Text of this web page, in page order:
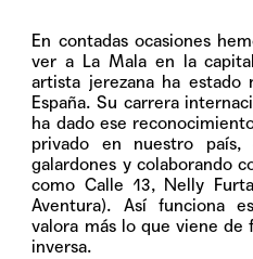
En contadas ocasiones
ver a La Mala en la
artista jerezana ha
España. Su carrera
ha dado ese
privado en nuestro país,
galardones y colaborando
como Calle 13, Nelly
Aventura). Así funciona
valora más lo que viene de
inversa.